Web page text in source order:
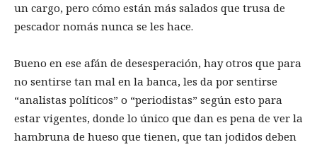
un cargo, pero cómo están más salados que trusa de
pescador nomás nunca se les hace.
Bueno en ese afán de desesperación, hay otros que para
no sentirse tan mal en la banca, les da por sentirse
“analistas políticos” o “periodistas” según esto para
estar vigentes, donde lo único que dan es pena de ver la
hambruna de hueso que tienen, que tan jodidos deben